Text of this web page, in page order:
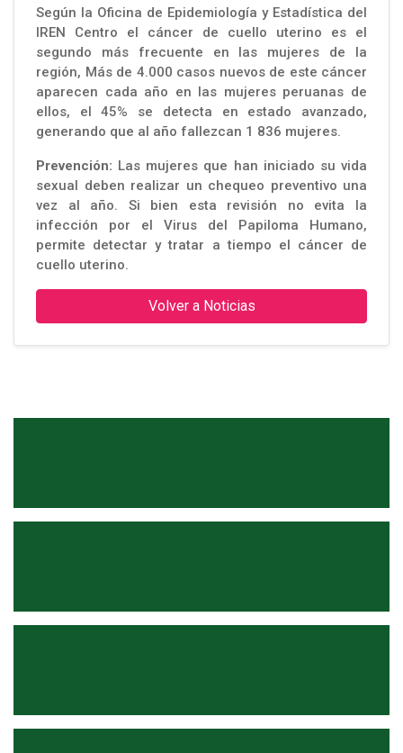
Según la Oficina de Epidemiología y Estadística del
IREN Centro el cáncer de cuello uterino es el
segundo más frecuente en las mujeres de la
región, Más de 4.000 casos nuevos de este cáncer
aparecen cada año en las mujeres peruanas de
ellos, el 45% se detecta en estado avanzado,
generando que al año fallezcan 1 836 mujeres.
Prevención: Las mujeres que han iniciado su vida
sexual deben realizar un chequeo preventivo una
vez al año. Si bien esta revisión no evita la
infección por el Virus del Papiloma Humano,
permite detectar y tratar a tiempo el cáncer de
cuello uterino.
Volver a Noticias